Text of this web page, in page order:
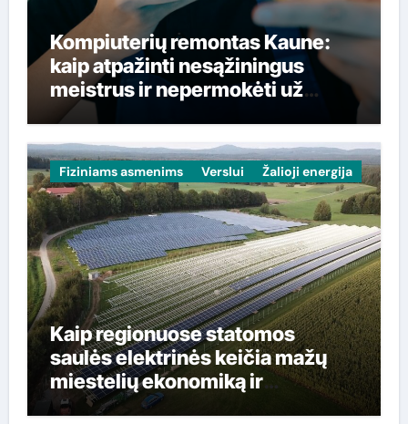
Kompiuterių remontas Kaune:
kaip atpažinti nesąžiningus
meistrus ir nepermokėti už
paslaugas
Fiziniams asmenims Verslui Žalioji energija
Kaip regionuose statomos
saulės elektrinės keičia mažų
miestelių ekonomiką ir
gyventojų sąskaitas